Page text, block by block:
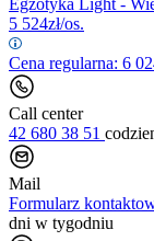
Egzotyka Light -
5 524zł/os.
Cena regularna: 6
Call center
42 680 38 51
Mail
Formularz
dni w tygodniu